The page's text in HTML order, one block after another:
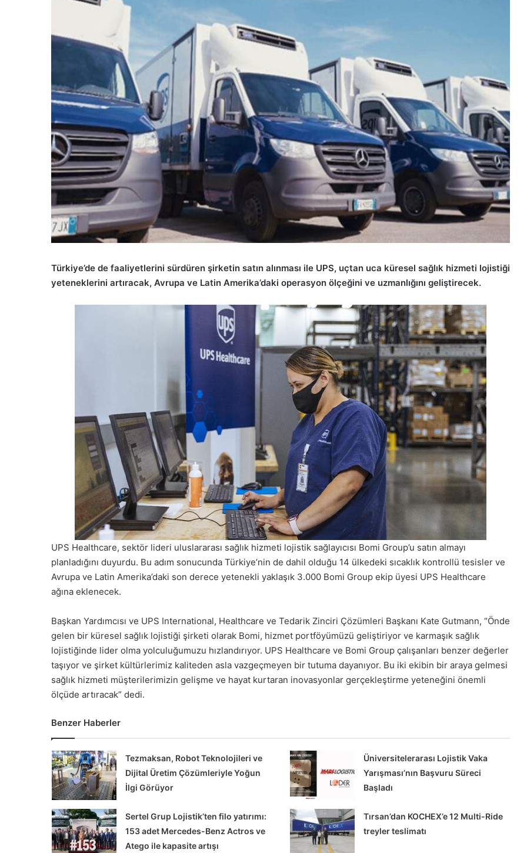
Türkiye’de de faaliyetlerini sürdüren şirketin satın alınması ile UPS, uçtan uca küresel sağlık hizmeti lojistiği
yeteneklerini artıracak, Avrupa ve Latin Amerika’daki operasyon ölçeğini ve uzmanlığını geliştirecek.
UPS Healthcare, sektör lideri uluslararası sağlık hizmeti lojistik sağlayıcısı Bomi Group’u satın almayı
planladığını duyurdu. Bu adım sonucunda Türkiye’nin de dahil olduğu 14 ülkedeki sıcaklık kontrollü tesisler ve
Avrupa ve Latin Amerika’daki son derece yetenekli yaklaşık 3.000 Bomi Group ekip üyesi UPS Healthcare
ağına eklenecek.
Başkan Yardımcısı ve UPS International, Healthcare ve Tedarik Zinciri Çözümleri Başkanı Kate Gutmann, “Önde
gelen bir küresel sağlık lojistiği şirketi olarak Bomi, hizmet portföyümüzü geliştiriyor ve karmaşık sağlık
lojistiğinde lider olma yolculuğumuzu hızlandırıyor. UPS Healthcare ve Bomi Group çalışanları benzer değerler
taşıyor ve şirket kültürlerimiz kaliteden asla vazgeçmeyen bir tutuma dayanıyor. Bu iki ekibin bir araya gelmesi
sağlık hizmeti müşterilerimizin gelişme ve hayat kurtaran inovasyonlar gerçekleştirme yeteneğini önemli
ölçüde artıracak” dedi.
Benzer Haberler
Tezmaksan, Robot Teknolojileri ve
Dijital Üretim Çözümleriyle Yoğun
İlgi Görüyor
Üniversitelerarası Lojistik Vaka
Yarışması’nın Başvuru Süreci
Başladı
Sertel Grup Lojistik’ten filo yatırımı:
153 adet Mercedes-Benz Actros ve
Atego ile kapasite artışı
Tırsan’dan KOCHEX’e 12 Multi-Ride
treyler teslimatı
İçi Taşımacılığa
Yeni Volvo FL
ATLAS
İş
Makinaları’nda
Yeniden
Yapılandırma
Alman ATLAS İş Makinaları’nda
Yeniden Yapılandırma Süreci
KOCHEX’e
Ride
treyler
Tırsan’dan KOCHEX’e 12 Multi-Ride
treyler teslimatı